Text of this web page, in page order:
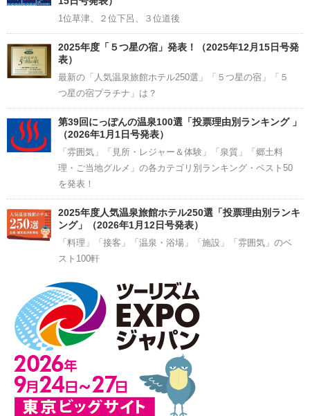
1位草津、２位下呂、３位道後
2025年度「５つ星の宿」発表！（2025年12月15日号発
表）
最新の「人気温泉旅館ホテル250選」「５つ星の宿」「５
つ星の宿プラチナ」は？
第39回にっぽんの温泉100選「投票理由別ランキング 」
（2026年1月1日号発表）
「雰囲気」「見所・レジャー＆体験」「泉質」「郷土料
理・ご当地グルメ」の各カテゴリ別ランキング・ベスト50
を発表！
2025年度人気温泉旅館ホテル250選「投票理由別ランキ
ング」（2026年1月12日号発表）
「料理」「接客」「温泉・浴場」「施設」「雰囲気」のベ
スト100軒